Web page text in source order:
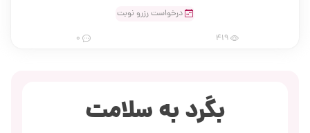
درخواست رزرو نوبت
419
بگرد به سلامت